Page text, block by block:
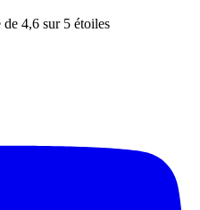
4,6 sur 5 étoiles